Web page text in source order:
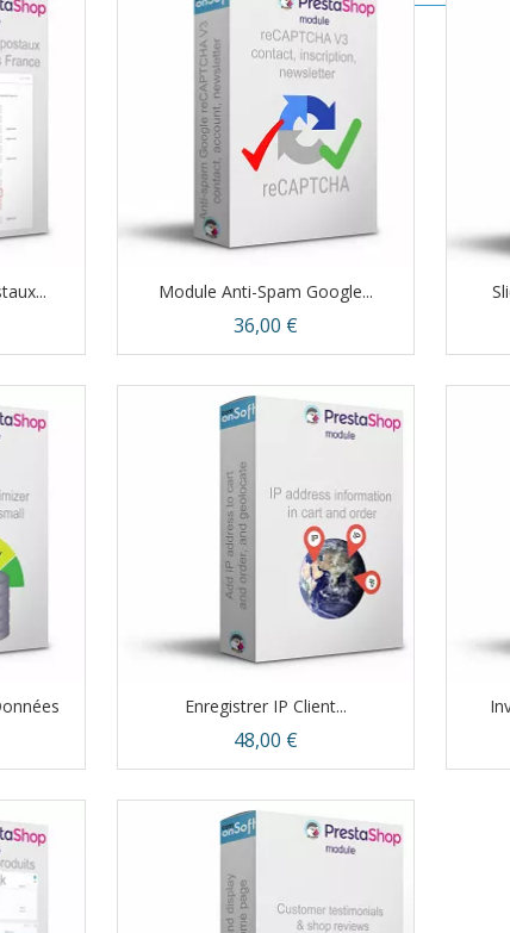
Module Anti-Spam Google...
Prix
36,00 €
Aperçu rapide
Enregistrer IP Client...
Prix
48,00 €
Aperçu rapide